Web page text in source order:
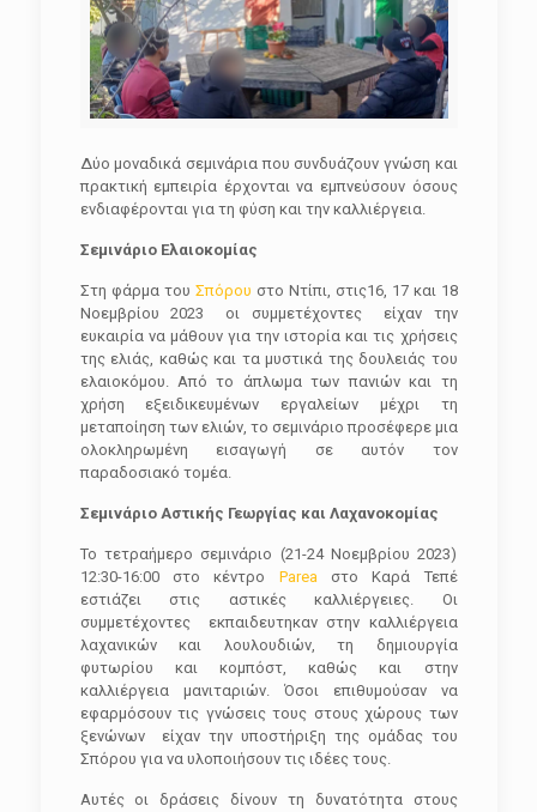
Δύο μοναδικά σεμινάρια που συνδυάζουν γνώση και
πρακτική εμπειρία έρχονται να εμπνεύσουν όσους
ενδιαφέρονται για τη φύση και την καλλιέργεια.
Σεμινάριο Ελαιοκομίας
Στη φάρμα του Σπόρου στο Ντίπι, στις16, 17 και 18
Νοεμβρίου 2023 οι συμμετέχοντες είχαν την
ευκαιρία να μάθουν για την ιστορία και τις χρήσεις
της ελιάς, καθώς και τα μυστικά της δουλειάς του
ελαιοκόμου. Από το άπλωμα των πανιών και τη
χρήση εξειδικευμένων εργαλείων μέχρι τη
μεταποίηση των ελιών, το σεμινάριο προσέφερε μια
ολοκληρωμένη εισαγωγή σε αυτόν τον
παραδοσιακό τομέα.
Σεμινάριο Αστικής Γεωργίας και Λαχανοκομίας
Το τετραήμερο σεμινάριο (21-24 Νοεμβρίου 2023)
12:30-16:00 στο κέντρο Parea στο Καρά Τεπέ
εστιάζει στις αστικές καλλιέργειες. Οι
συμμετέχοντες εκπαιδευτηκαν στην καλλιέργεια
λαχανικών και λουλουδιών, τη δημιουργία
φυτωρίου και κομπόστ, καθώς και στην
καλλιέργεια μανιταριών. Όσοι επιθυμούσαν να
εφαρμόσουν τις γνώσεις τους στους χώρους των
ξενώνων είχαν την υποστήριξη της ομάδας του
Σπόρου για να υλοποιήσουν τις ιδέες τους.
Αυτές οι δράσεις δίνουν τη δυνατότητα στους